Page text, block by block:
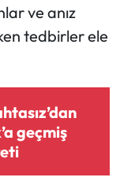
ve anız
tedbirler ele
geçmiş